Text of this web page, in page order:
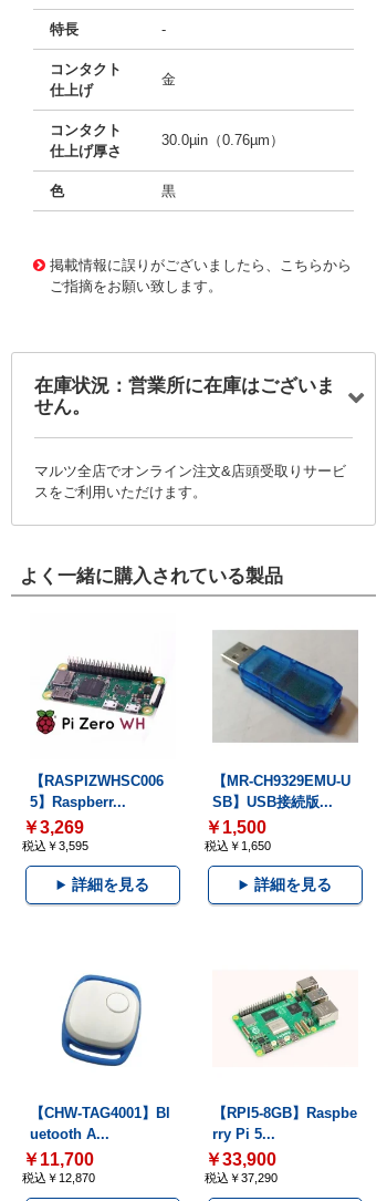
特長 -
コンタクト
仕上げ
金
コンタクト
仕上げ厚さ
30.0µin（0.76µm）
色 黒
掲載情報に誤りがございましたら、こちらから
ご指摘をお願い致します。
在庫状況：営業所に在庫はございま
せん。
マルツ全店でオンライン注文&店頭受取りサービ
スをご利用いただけます。
よく一緒に購入されている製品
【RASPIZWHSC006
5】Raspberr...
￥3,269
税込￥3,595
詳細を見る
【MR-CH9329EMU-U
SB】USB接続版...
￥1,500
税込￥1,650
詳細を見る
【CHW-TAG4001】Bl
uetooth A...
￥11,700
税込￥12,870
【RPI5-8GB】Raspbe
rry Pi 5...
￥33,900
税込￥37,290